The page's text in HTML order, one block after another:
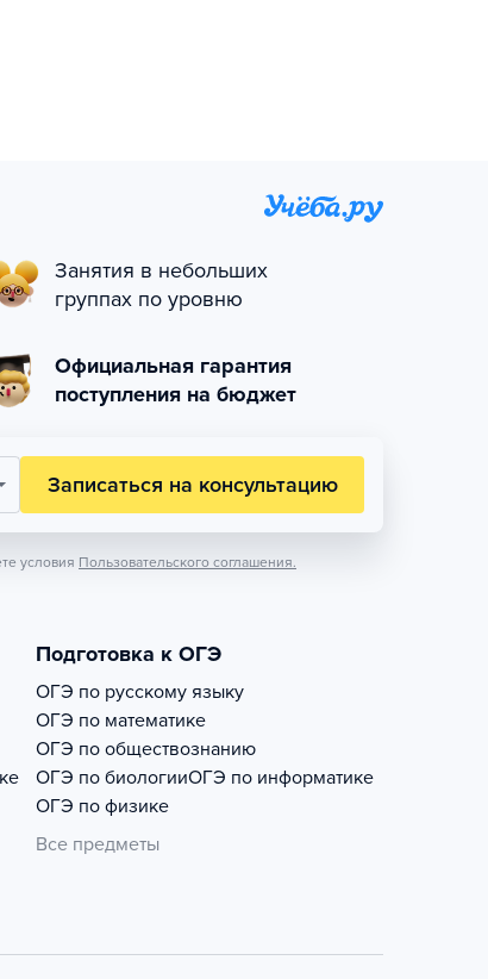
Занятия в небольших
группах по уровню
Официальная гарантия
поступления на бюджет
Записаться на консультацию
условия Пользовательского соглашения.
Подготовка к ОГЭ
ОГЭ по русскому языку
ОГЭ по математике
ОГЭ по обществознанию
ОГЭ по биологииОГЭ по информатике
ОГЭ по физике
Все предметы